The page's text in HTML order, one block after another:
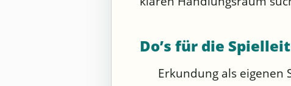
Do’s für die
Erkundung als